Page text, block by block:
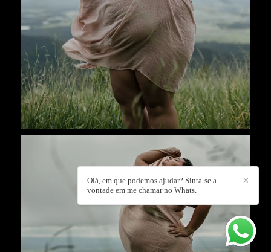
✕
Olá, em que podemos ajudar? Sinta-se a
vontade em me chamar no Whats.